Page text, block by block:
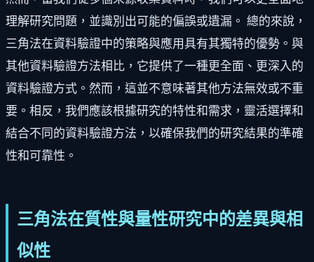
理解研究問題，並識別出可能的偏誤或遺漏。 總的來說，
三角法在資料驗證中的策略與應用具有其獨特的優勢。與
其他資料驗證方法相比，它提供了一種更全面、更深入的
資料驗證方式。然而，這並不意味著其他方法無效或不重
要。相反，我們應該根據研究的特性和需求，靈活選擇和
結合不同的資料驗證方法，以確保我們的研究結果的準確
性和可靠性。
三角法在質性與量性研究中的差異與相
似性